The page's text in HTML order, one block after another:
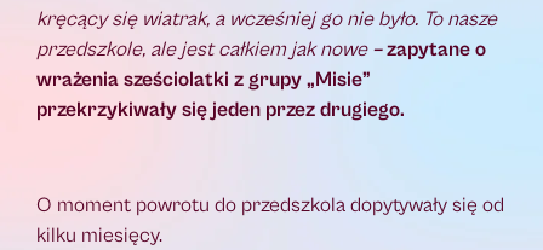
kręcący się wiatrak, a wcześniej go nie było. To nasze
przedszkole, ale jest całkiem jak nowe –zapytane o
wrażenia sześciolatki z grupy „Misie”
przekrzykiwały się jeden przez drugiego.
O moment powrotu do przedszkola dopytywały się od
kilku miesięcy.